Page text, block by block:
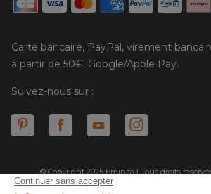
Carte bancaire, PayPal, virement
à partir de 50€, Google/Apple Pay.
Suivez-nous sur :
© Copyright 2025 Eminza | Tous droits